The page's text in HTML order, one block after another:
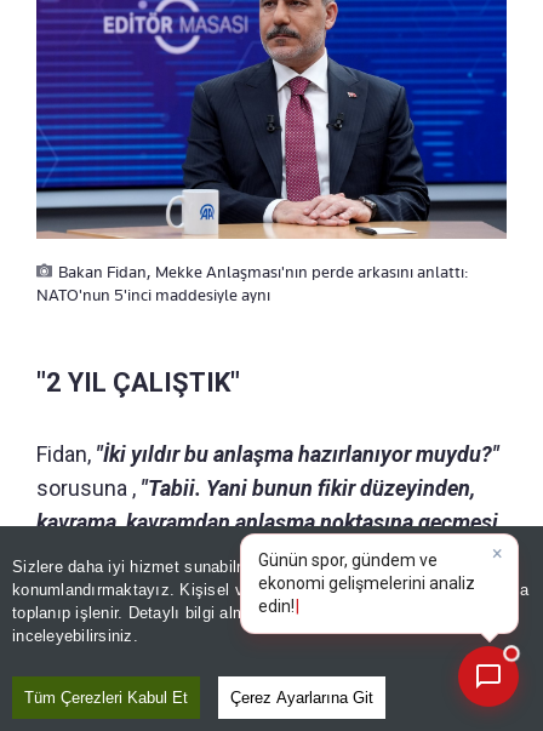
Sizlere daha iyi hizmet sunabilmek adına sitemizdeçerez
konumlandırmaktayız. Kişisel verileriniz, KVKK ve GDPR kapsamında
toplanıp işlenir. Detaylı bilgi almak için
inceleyebilirsiniz.
Tüm Çerezleri Kabul Et Çerez Ayarlarına Git
Bakan Fidan, Mekke Anlaşması'nın perde arkasını anlattı:
NATO'nun 5'inci maddesiyle aynı
"2 YIL ÇALIŞTIK"
Fidan, "İki yıldır bu anlaşma hazırlanıyor muydu?"
sorusuna , "Tabii. Yani bunun fikir düzeyinden,
kavrama, kavramdan anlaşma noktasına geçmesi
var" cevabını verdi.
GÜNÜN ÖZETİ
B|